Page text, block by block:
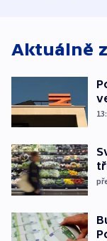
Aktuálně